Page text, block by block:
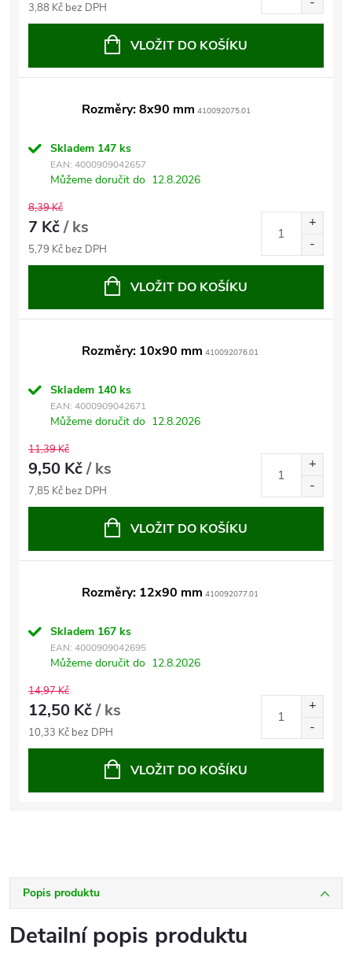
3,88 Kč bez DPH
VLOŽIT DO KOŠÍKU
Rozměry: 8x90 mm 410092075.01
Skladem 147 ks
EAN: 4000909042657
Můžeme doručit do 12.8.2026
8,39 Kč
7 Kč/ ks
5,79 Kč bez DPH
VLOŽIT DO KOŠÍKU
Rozměry: 10x90 mm 410092076.01
Skladem 140 ks
EAN: 4000909042671
Můžeme doručit do 12.8.2026
11,39 Kč
9,50 Kč/ ks
7,85 Kč bez DPH
VLOŽIT DO KOŠÍKU
Rozměry: 12x90 mm 410092077.01
Skladem 167 ks
EAN: 4000909042695
Můžeme doručit do 12.8.2026
14,97 Kč
12,50 Kč/ ks
10,33 Kč bez DPH
VLOŽIT DO KOŠÍKU
Popis produktu
Detailní popis produktu